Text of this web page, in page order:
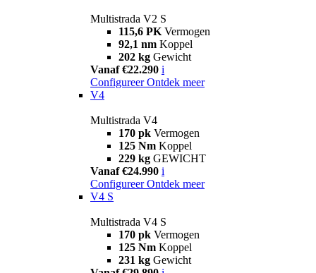
Multistrada V2 S
115,6 PK Vermogen
92,1 nm Koppel
202 kg Gewicht
Vanaf €22.290 i
Configureer Ontdek meer
V4
Multistrada V4
170 pk Vermogen
125 Nm Koppel
229 kg GEWICHT
Vanaf €24.990 i
Configureer Ontdek meer
V4 S
Multistrada V4 S
170 pk Vermogen
125 Nm Koppel
231 kg Gewicht